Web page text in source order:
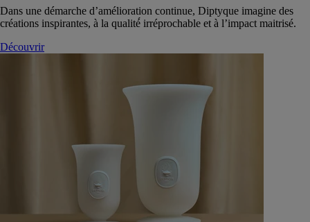
Dans une démarche d’amélioration continue, Diptyque imagine des
créations inspirantes, à la qualité́ irréprochable et à l’impact maitrisé.
Découvrir